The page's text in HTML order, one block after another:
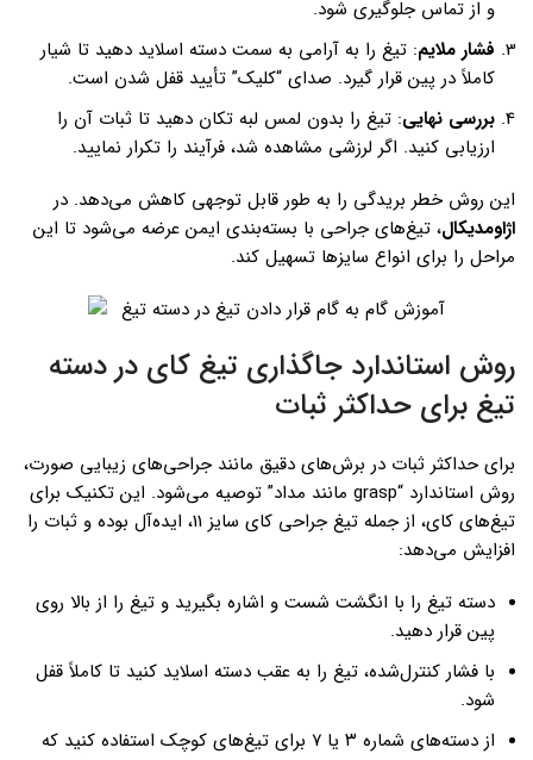
و از تماس جلوگیری شود.
فشار ملایم: تیغ را به آرامی به سمت دسته اسلاید دهید تا شیار
کاملاً در پین قرار گیرد. صدای “کلیک” تأیید قفل شدن است.
بررسی نهایی: تیغ را بدون لمس لبه تکان دهید تا ثبات آن را
ارزیابی کنید. اگر لرزشی مشاهده شد، فرآیند را تکرار نمایید.
این روش خطر بریدگی را به طور قابل توجهی کاهش می‌دهد. در
اژاومدیکال، تیغ‌های جراحی با بسته‌بندی ایمن عرضه می‌شود تا این
مراحل را برای انواع سایزها تسهیل کند.
روش استاندارد جاگذاری تیغ کای در دسته
تیغ برای حداکثر ثبات
برای حداکثر ثبات در برش‌های دقیق مانند جراحی‌های زیبایی صورت،
روش استاندارد “grasp مانند مداد” توصیه می‌شود. این تکنیک برای
تیغ‌های کای، از جمله تیغ جراحی کای سایز 11، ایده‌آل بوده و ثبات را
افزایش می‌دهد:
دسته تیغ را با انگشت شست و اشاره بگیرید و تیغ را از بالا روی
پین قرار دهید.
با فشار کنترل‌شده، تیغ را به عقب دسته اسلاید کنید تا کاملاً قفل
شود.
از دسته‌های شماره ۳ یا ۷ برای تیغ‌های کوچک استفاده کنید که